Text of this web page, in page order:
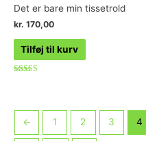
Det er bare min tissetrold
kr. 170,00
Tilføj til kurv
← 1 2 3 4